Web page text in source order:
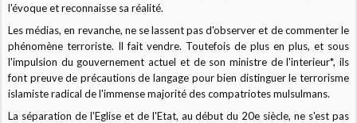
l'évoque et reconnaisse sa réalité.
Les médias, en revanche, ne se lassent pas d'observer et de commenter le
phénomène terroriste. Il fait vendre. Toutefois de plus en plus, et sous
l'impulsion du gouvernement actuel et de son ministre de l'interieur*, ils
font preuve de précautions de langage pour bien distinguer le terrorisme
islamiste radical de l'immense majorité des compatriotes mulsulmans.
La séparation de l'Eglise et de l'Etat, au début du 20e siècle, ne s'est pas